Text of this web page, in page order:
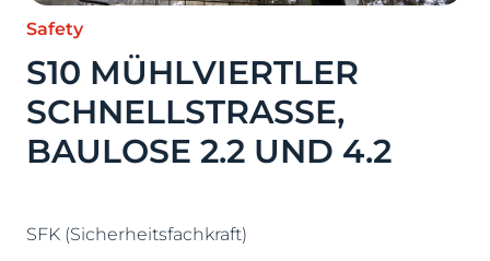
Safety
S10 MÜHLVIERTLER
SCHNELLSTRASSE,
BAULOSE 2.2 UND 4.2
SFK (Sicherheitsfachkraft)